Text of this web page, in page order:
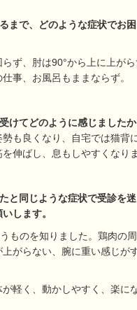
まで、どのような症状でお
ず、肘は90°から上に上が
事、お風呂もままならず。
けてどのように感じましたか
も良くなり、自宅では猫背
伸ばし、息もしやすくなり
と同じような症状で受診を
します。
ものを知りました。鶏肉の
上がらない、腕に重い感じが
軽く、動かしやすく、楽に